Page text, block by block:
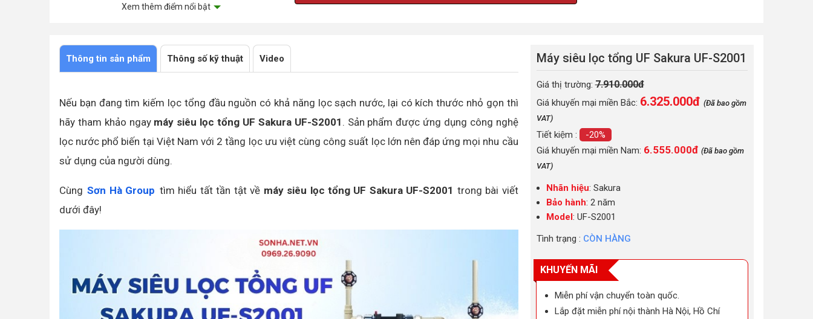
Xem thêm điểm nổi bật
Thông tin sản phẩm Thông số kỹ thuật Video
Nếu bạn đang tìm kiếm lọc tổng đầu nguồn có khả năng lọc sạch nước, lại có kích thước nhỏ gọn thì
hãy tham khảo ngay máy siêu lọc tổng UF Sakura UF-S2001 . Sản phẩm được ứng dụng công nghệ
lọc nước phổ biến tại Việt Nam với 2 tầng lọc ưu việt cùng công suất lọc lớn nên đáp ứng mọi nhu cầu
sử dụng của người dùng.
Cùng Sơn Hà Group tìm hiểu tất tần tật về máy siêu lọc tổng UF Sakura UF-S2001 trong bài viết
dưới đây!
Máy siêu lọc tổng UF Sakura UF-S2001
Giá thị trường:7.910.000đ
Giá khuyến mại miền Bắc: 6.325.000đ (Đã bao gồm
VAT)
Tiết kiệm :
-20%
Giá khuyến mại miền Nam: 6.555.000đ (Đã bao gồm
VAT)
Nhãn hiệu: Sakura
Bảo hành: 2 năm
Model : UF-S2001
Tình trạng : CÒN HÀNG
KHUYẾN MÃI
Miễn phí vận chuyển toàn quốc.
Lắp đặt miễn phí nội thành Hà Nội, Hồ Chí